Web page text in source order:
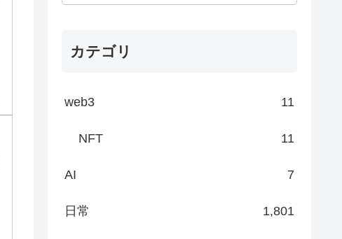
カテゴリ
web3 11
NFT 11
AI 7
日常 1,801